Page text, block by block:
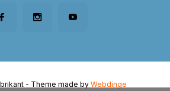
- Theme made by Webdinge